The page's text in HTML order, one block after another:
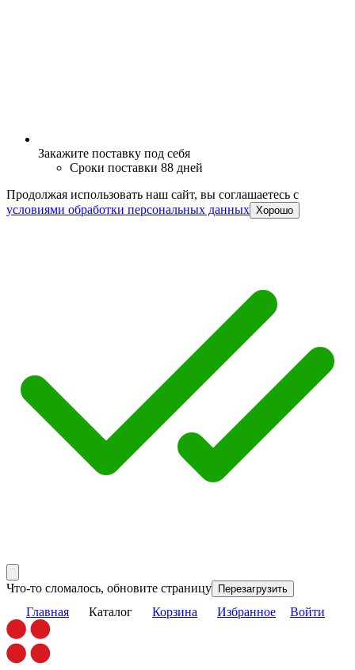
Закажите поставку под себя
Сроки поставки 88 дней
Продолжая использовать наш сайт, вы соглашаетесь c
условиями обработки персональных данных Хорошо
Что-то сломалось, обновите страницу Перезагрузить
Главная Каталог Корзина Избранное Войти